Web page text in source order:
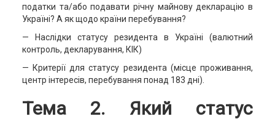
податки та/або подавати річну майнову декларацію в
Україні? А як щодо країни перебування?
— Наслідки статусу резидента в Україні (валютний
контроль, декларування, КІК)
— Критерії для статусу резидента (місце проживання,
центр інтересів, перебування понад 183 дні).
Тема 2. Який статус